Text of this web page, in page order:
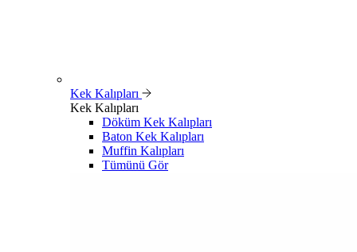
Kek Kalıpları
Kek Kalıpları
Döküm Kek Kalıpları
Baton Kek Kalıpları
Muffin Kalıpları
Tümünü Gör